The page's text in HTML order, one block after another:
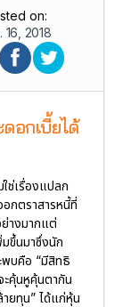
on:
16, 2018
อกเบี้ยได้
ช่เรื่องแปลก
กตราสารหนี้ที่
างมากแต่
มขึ้นมาซึ่งนัก
พบคือ “มีสิทธิ
ะคุ้นหูคุ้นตากัน
ายทุน” ได้แก่หุ้น